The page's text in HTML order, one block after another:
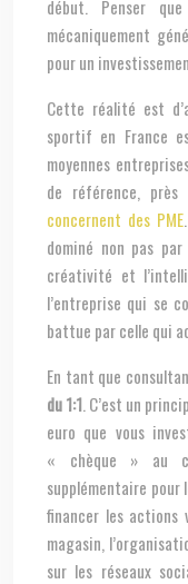
début. Penser
mécaniquement
pour un
Cette réalité est
sportif en France
moyennes
de référence, près
concernent des PME
dominé non pas
créativité et
l’entreprise qui se
battue par celle qui
En tant que
du 1:1 . C’est un
euro que vous
« chèque » au
supplémentaire pour
financer les actions
magasin,
sur les réseaux